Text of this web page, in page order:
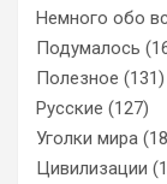
Немного обо
Подумалось
Полезное (131)
Русские (127)
Уголки мира
Цивилизации